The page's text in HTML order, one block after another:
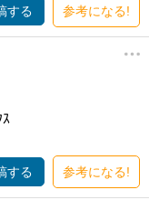
する 参考になる!
する 参考になる!